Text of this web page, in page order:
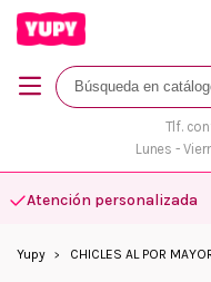
Tlf.
Lunes -
Atención personalizada
Yupy CHICLES AL POR